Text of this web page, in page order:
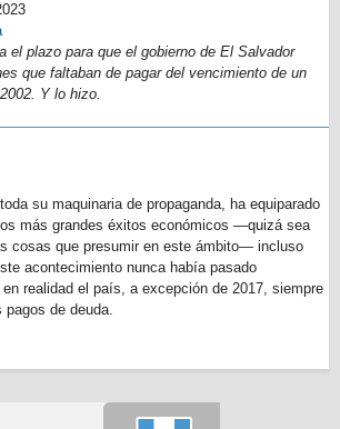
el plazo para que el gobierno de El Salvador
que faltaban de pagar del vencimiento de un
Y lo hizo.
su maquinaria de propaganda, ha equiparado
más grandes éxitos económicos —quizá sea
cosas que presumir en este ámbito— incluso
acontecimiento nunca había pasado
realidad el país, a excepción de 2017, siempre
pagos de deuda.